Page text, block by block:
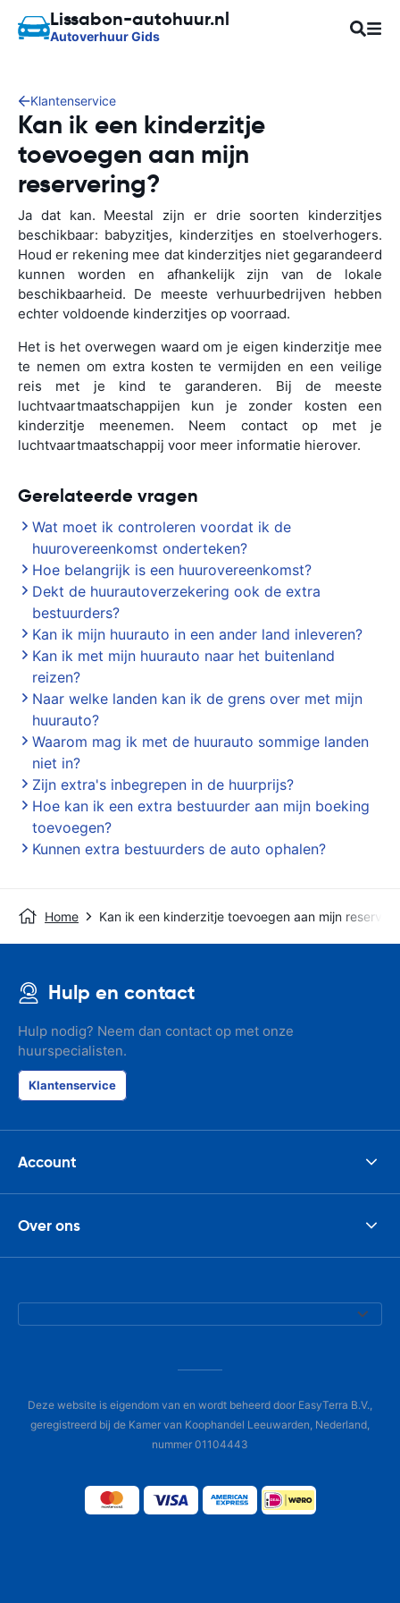
Lissabon-autohuur.nl
Autoverhuur Gids
Klantenservice
Kan ik een kinderzitje
toevoegen aan mijn
reservering?
Ja dat kan. Meestal zijn er drie soorten kinderzitjes
beschikbaar: babyzitjes, kinderzitjes en stoelverhogers.
Houd er rekening mee dat kinderzitjes niet gegarandeerd
kunnen worden en afhankelijk zijn van de lokale
beschikbaarheid. De meeste verhuurbedrijven hebben
echter voldoende kinderzitjes op voorraad.
Het is het overwegen waard om je eigen kinderzitje mee
te nemen om extra kosten te vermijden en een veilige
reis met je kind te garanderen. Bij de meeste
luchtvaartmaatschappijen kun je zonder kosten een
kinderzitje meenemen. Neem contact op met je
luchtvaartmaatschappij voor meer informatie hierover.
Gerelateerde vragen
Wat moet ik controleren voordat ik de
huurovereenkomst onderteken?
Hoe belangrijk is een huurovereenkomst?
Dekt de huurautoverzekering ook de extra
bestuurders?
Kan ik mijn huurauto in een ander land inleveren?
Kan ik met mijn huurauto naar het buitenland
reizen?
Naar welke landen kan ik de grens over met mijn
huurauto?
Waarom mag ik met de huurauto sommige landen
niet in?
Zijn extra's inbegrepen in de huurprijs?
Hoe kan ik een extra bestuurder aan mijn boeking
toevoegen?
Kunnen extra bestuurders de auto ophalen?
Home Kan ik een kinderzitje toevoegen aan mijn
Hulp en contact
Hulp nodig? Neem dan contact op met onze
huurspecialisten.
Klantenservice
Account
Over ons
Deze website is eigendom van en wordt beheerd door EasyTerra B.V.,
geregistreerd bij de Kamer van Koophandel Leeuwarden, Nederland,
nummer 01104443